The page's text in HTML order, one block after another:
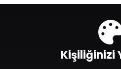
Kişiliğinizi